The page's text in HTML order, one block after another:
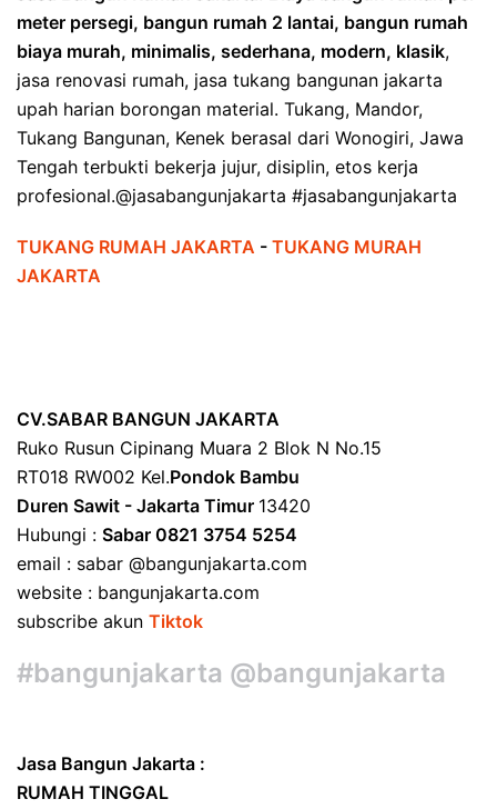
meter persegi, bangun rumah 2 lantai, bangun rumah
biaya murah, minimalis, sederhana, modern, klasik,
jasa renovasi rumah, jasa tukang bangunan jakarta
upah harian borongan material. Tukang, Mandor,
Tukang Bangunan, Kenek berasal dari Wonogiri, Jawa
Tengah terbukti bekerja jujur, disiplin, etos kerja
profesional.@jasabangunjakarta #jasabangunjakarta
TUKANG RUMAH JAKARTA - TUKANG MURAH
JAKARTA
CV.SABAR BANGUN JAKARTA
Ruko Rusun Cipinang Muara 2 Blok N No.15
RT018 RW002 Kel.Pondok Bambu
Duren Sawit - Jakarta Timur 13420
Hubungi : Sabar 0821 3754 5254
email : sabar @bangunjakarta.com
website : bangunjakarta.com
subscribe akun Tiktok
#bangunjakarta @bangunjakarta
Jasa Bangun Jakarta :
RUMAH TINGGAL